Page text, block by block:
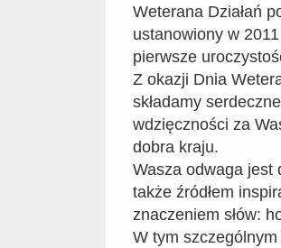
Weterana Działań
ustanowiony w
pierwsze
Z okazji Dnia
składamy
wdzięczności za
dobra kraju.
Wasza odwaga jest
także źródłem
znaczeniem słów:
W tym